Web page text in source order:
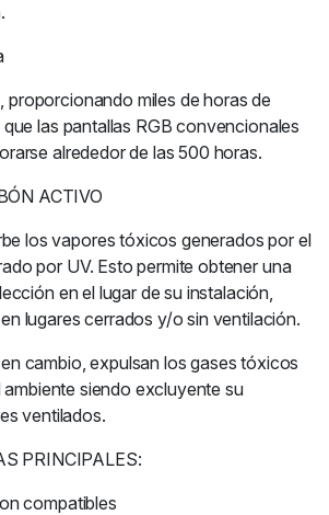
miles de horas de
las pantallas RGB convencionales
alrededor de las 500 horas.
ACTIVO
los vapores tóxicos generados por el
por UV. Esto permite obtener una
en el lugar de su instalación,
lugares cerrados y/o sin ventilación.
cambio, expulsan los gases tóxicos
siendo excluyente su
ventilados.
PRINCIPALES:
compatibles